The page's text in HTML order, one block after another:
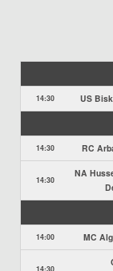
14:30 US
14:30 RC
14:30
NA
14:00 MC